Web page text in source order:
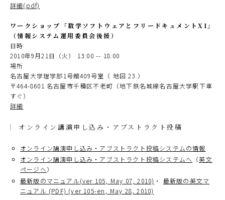
詳細(pdf)
ワークショップ「数学ソフトウェアとフリードキュメントXI」
（情報システム運用委員会後援）
日時
2010年9月21日（火） 13:00 -- 18:00
場所
名古屋大学理学部1号館409号室（ 地図 23.）
〒464-8601 名古屋市千種区不老町（地下鉄名城線名古屋大学駅下車
すぐ）
詳細
オンライン講演申し込み・アブストラクト投稿
オンライン講演申し込み・アブストラクト投稿システムの情報
オンライン講演申し込み・アブストラクト投稿システムへ （英文
ページへ）
最新版のマニュアル(ver 105, May 07, 2010) ・ 最新版の英文マ
ニュアル (PDF) (ver 105-en, May 28, 2010)